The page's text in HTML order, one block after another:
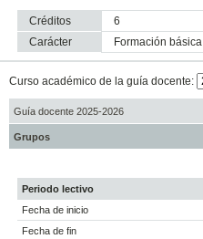
Créditos
6
Carácter
formación básica
Curso académico de la guía docente:
Guía docente 2025-2026
Grupos
Periodo lectivo
Fecha de inicio
Fecha de fin